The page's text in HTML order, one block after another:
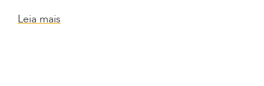
Leia mais